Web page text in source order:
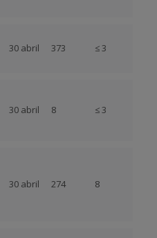
30 abril 373 ≤ 3
30 abril 8 ≤ 3
30 abril 274 8